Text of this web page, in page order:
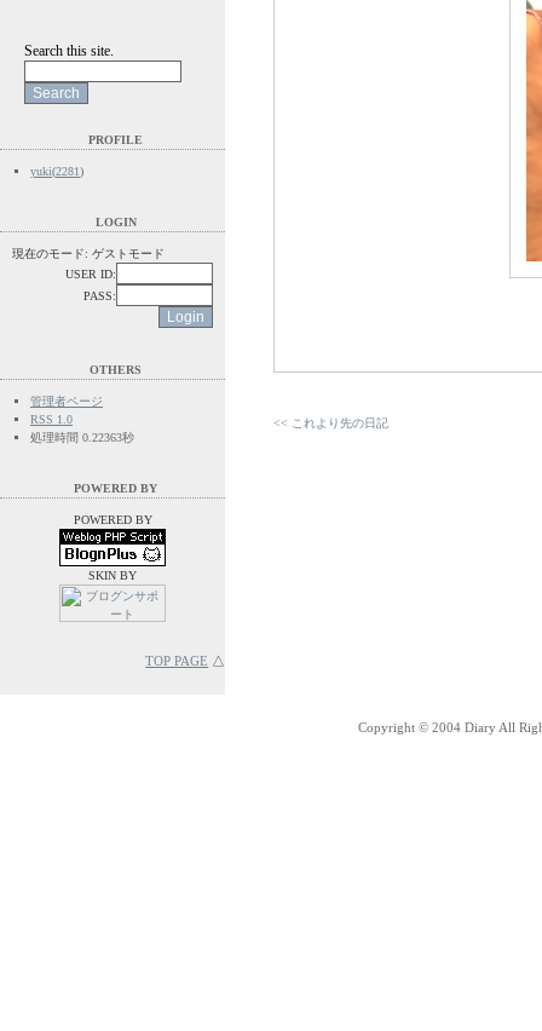
<< これより先の日記
Search this site.
PROFILE
yuki(2281)
LOGIN
現在のモード: ゲストモード
USER ID:
PASS:
OTHERS
管理者ページ
RSS 1.0
処理時間 0.22363秒
POWERED BY
POWERED BY
SKIN BY
TOP PAGE △
Copyright © 2004 Diary All